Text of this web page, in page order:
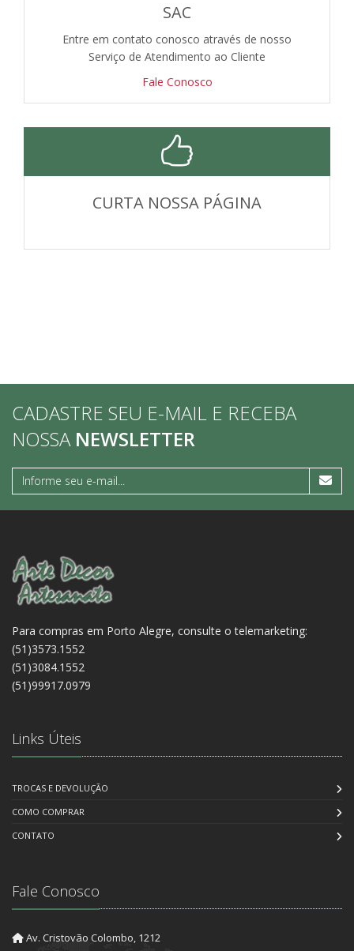
SAC
Entre em contato conosco através de nosso
Serviço de Atendimento ao Cliente
Fale Conosco
CURTA NOSSA PÁGINA
CADASTRE SEU E-MAIL E RECEBA
NOSSA NEWSLETTER
Para compras em Porto Alegre, consulte o telemarketing:
(51)3573.1552
(51)3084.1552
(51)99917.0979
Links Úteis
TROCAS E DEVOLUÇÃO
COMO COMPRAR
CONTATO
Fale Conosco
Av. Cristovão Colombo, 1212